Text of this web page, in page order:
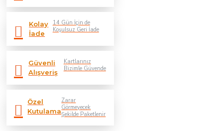
Kolay
İade
14 Gün İçin de
Koşulsuz Geri İade
Güvenli
Alışveriş
Kartlarınız
Bizimle Güvende
Özel
Kutulama
Zarar
Görmeyecek
Şekilde Paketlenir